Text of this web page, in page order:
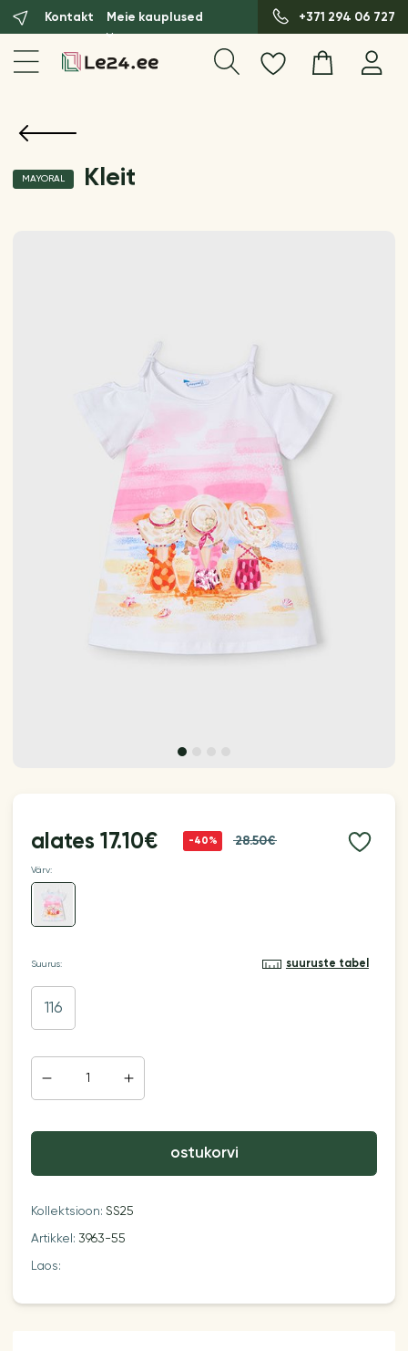
Kontakt Meie kauplused +371 294 06 727
MAYORAL Kleit
alates17.10€ -40% 28.50€
Värv:
Suurus: suuruste tabel
116
ostukorvi
Kollektsioon:SS25
Artikkel:3963-55
Laos: